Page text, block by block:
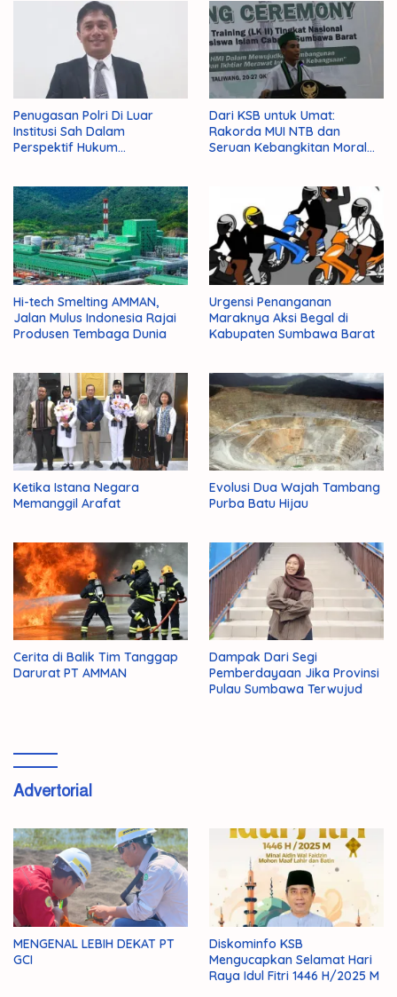
Penugasan Polri Di Luar
Institusi Sah Dalam
Perspektif Hukum
Dari KSB untuk Umat:
Rakorda MUI NTB dan
Seruan Kebangkitan Moral
Hi-tech Smelting AMMAN,
Jalan Mulus Indonesia Rajai
Produsen Tembaga Dunia
Urgensi Penanganan
Maraknya Aksi Begal di
Kabupaten Sumbawa Barat
Ketika Istana Negara
Memanggil Arafat
Evolusi Dua Wajah Tambang
Purba Batu Hijau
Cerita di Balik Tim Tanggap
Darurat PT AMMAN
Dampak Dari Segi
Pemberdayaan Jika Provinsi
Pulau Sumbawa Terwujud
Advertorial
MENGENAL LEBIH DEKAT PT
GCI
Diskominfo KSB
Mengucapkan Selamat Hari
Raya Idul Fitri 1446 H/2025 M